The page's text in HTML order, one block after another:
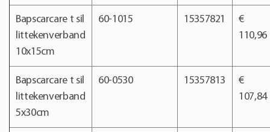
Bapscarcare t sil
littekenverband
10x15cm
60-1015 15357821
€
110,96
Bapscarcare t sil
littekenverband
5x30cm
60-0530 15357813
€
107,84